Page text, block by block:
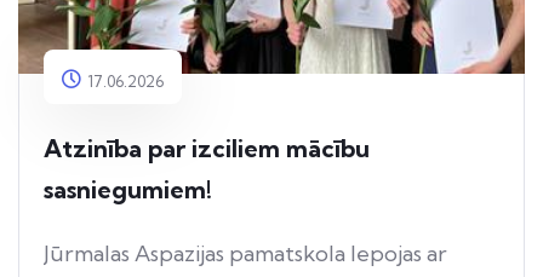
17.06.2026
Atzinība par izciliem mācību
sasniegumiem!
Jūrmalas Aspazijas pamatskola lepojas ar